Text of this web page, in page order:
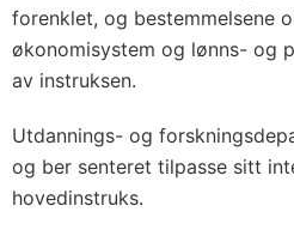
forenklet, og bestemmelsene
økonomisystem og lønns- og
av instruksen.
Utdannings- og
og ber senteret tilpasse sitt
hovedinstruks.